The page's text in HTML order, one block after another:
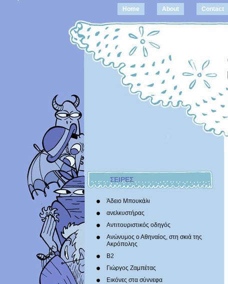
Home About Contact
ΣΕΙΡΕΣ
Άδειο Μπουκάλι
ανελκυστήρας
Αντιτουριστικός οδηγός
Ανώνυμος ο Αθηναίος, στη σκιά της
Ακρόπολης
Β2
Γιώργος Ζαμπέτας
Εικόνες στα σύννεφα